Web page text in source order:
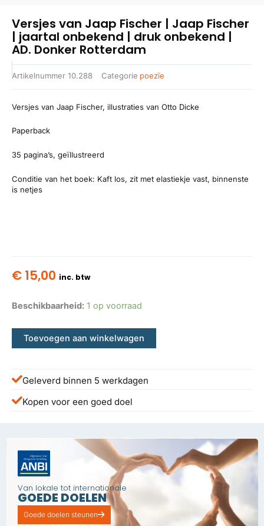
Versjes van Jaap Fischer | Jaap Fischer
| jaartal onbekend | druk onbekend |
AD. Donker Rotterdam
Artikelnummer 10.288 Categorie poezïe
Versjes van Jaap Fischer, illustraties van Otto Dicke
Paperback
35 pagina’s, geïllustreerd
Conditie van het boek: Kaft los, zit met elastiekje vast, binnenste
is netjes
€ 15,00 inc. btw
Beschikbaarheid: 1 op voorraad
Toevoegen aan winkelwagen
Geleverd binnen 5 werkdagen
Kopen voor een goed doel
Van lokale tot internationale
GOEDE DOELEN
Goede doelen steunen